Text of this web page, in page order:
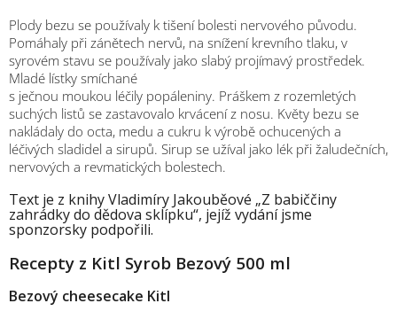
Plody bezu se používaly k tišení bolesti nervového původu.
Pomáhaly při zánětech nervů, na snížení krevního tlaku, v
syrovém stavu se používaly jako slabý projímavý prostředek.
Mladé lístky smíchané
s ječnou moukou léčily popáleniny. Práškem z rozemletých
suchých listů se zastavovalo krvácení z nosu. Květy bezu se
nakládaly do octa, medu a cukru k výrobě ochucených a
léčivých sladidel a sirupů. Sirup se užíval jako lék při žaludečních,
nervových a revmatických bolestech.
Text je z knihy Vladimíry Jakouběové „Z babiččiny
zahrádky do dědova sklípku“, jejíž vydání jsme
sponzorsky podpořili.
Recepty z Kitl Syrob Bezový 500 ml
Bezový cheesecake Kitl